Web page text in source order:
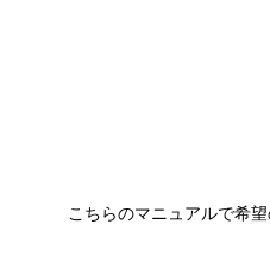
こちらのマニュアルで希